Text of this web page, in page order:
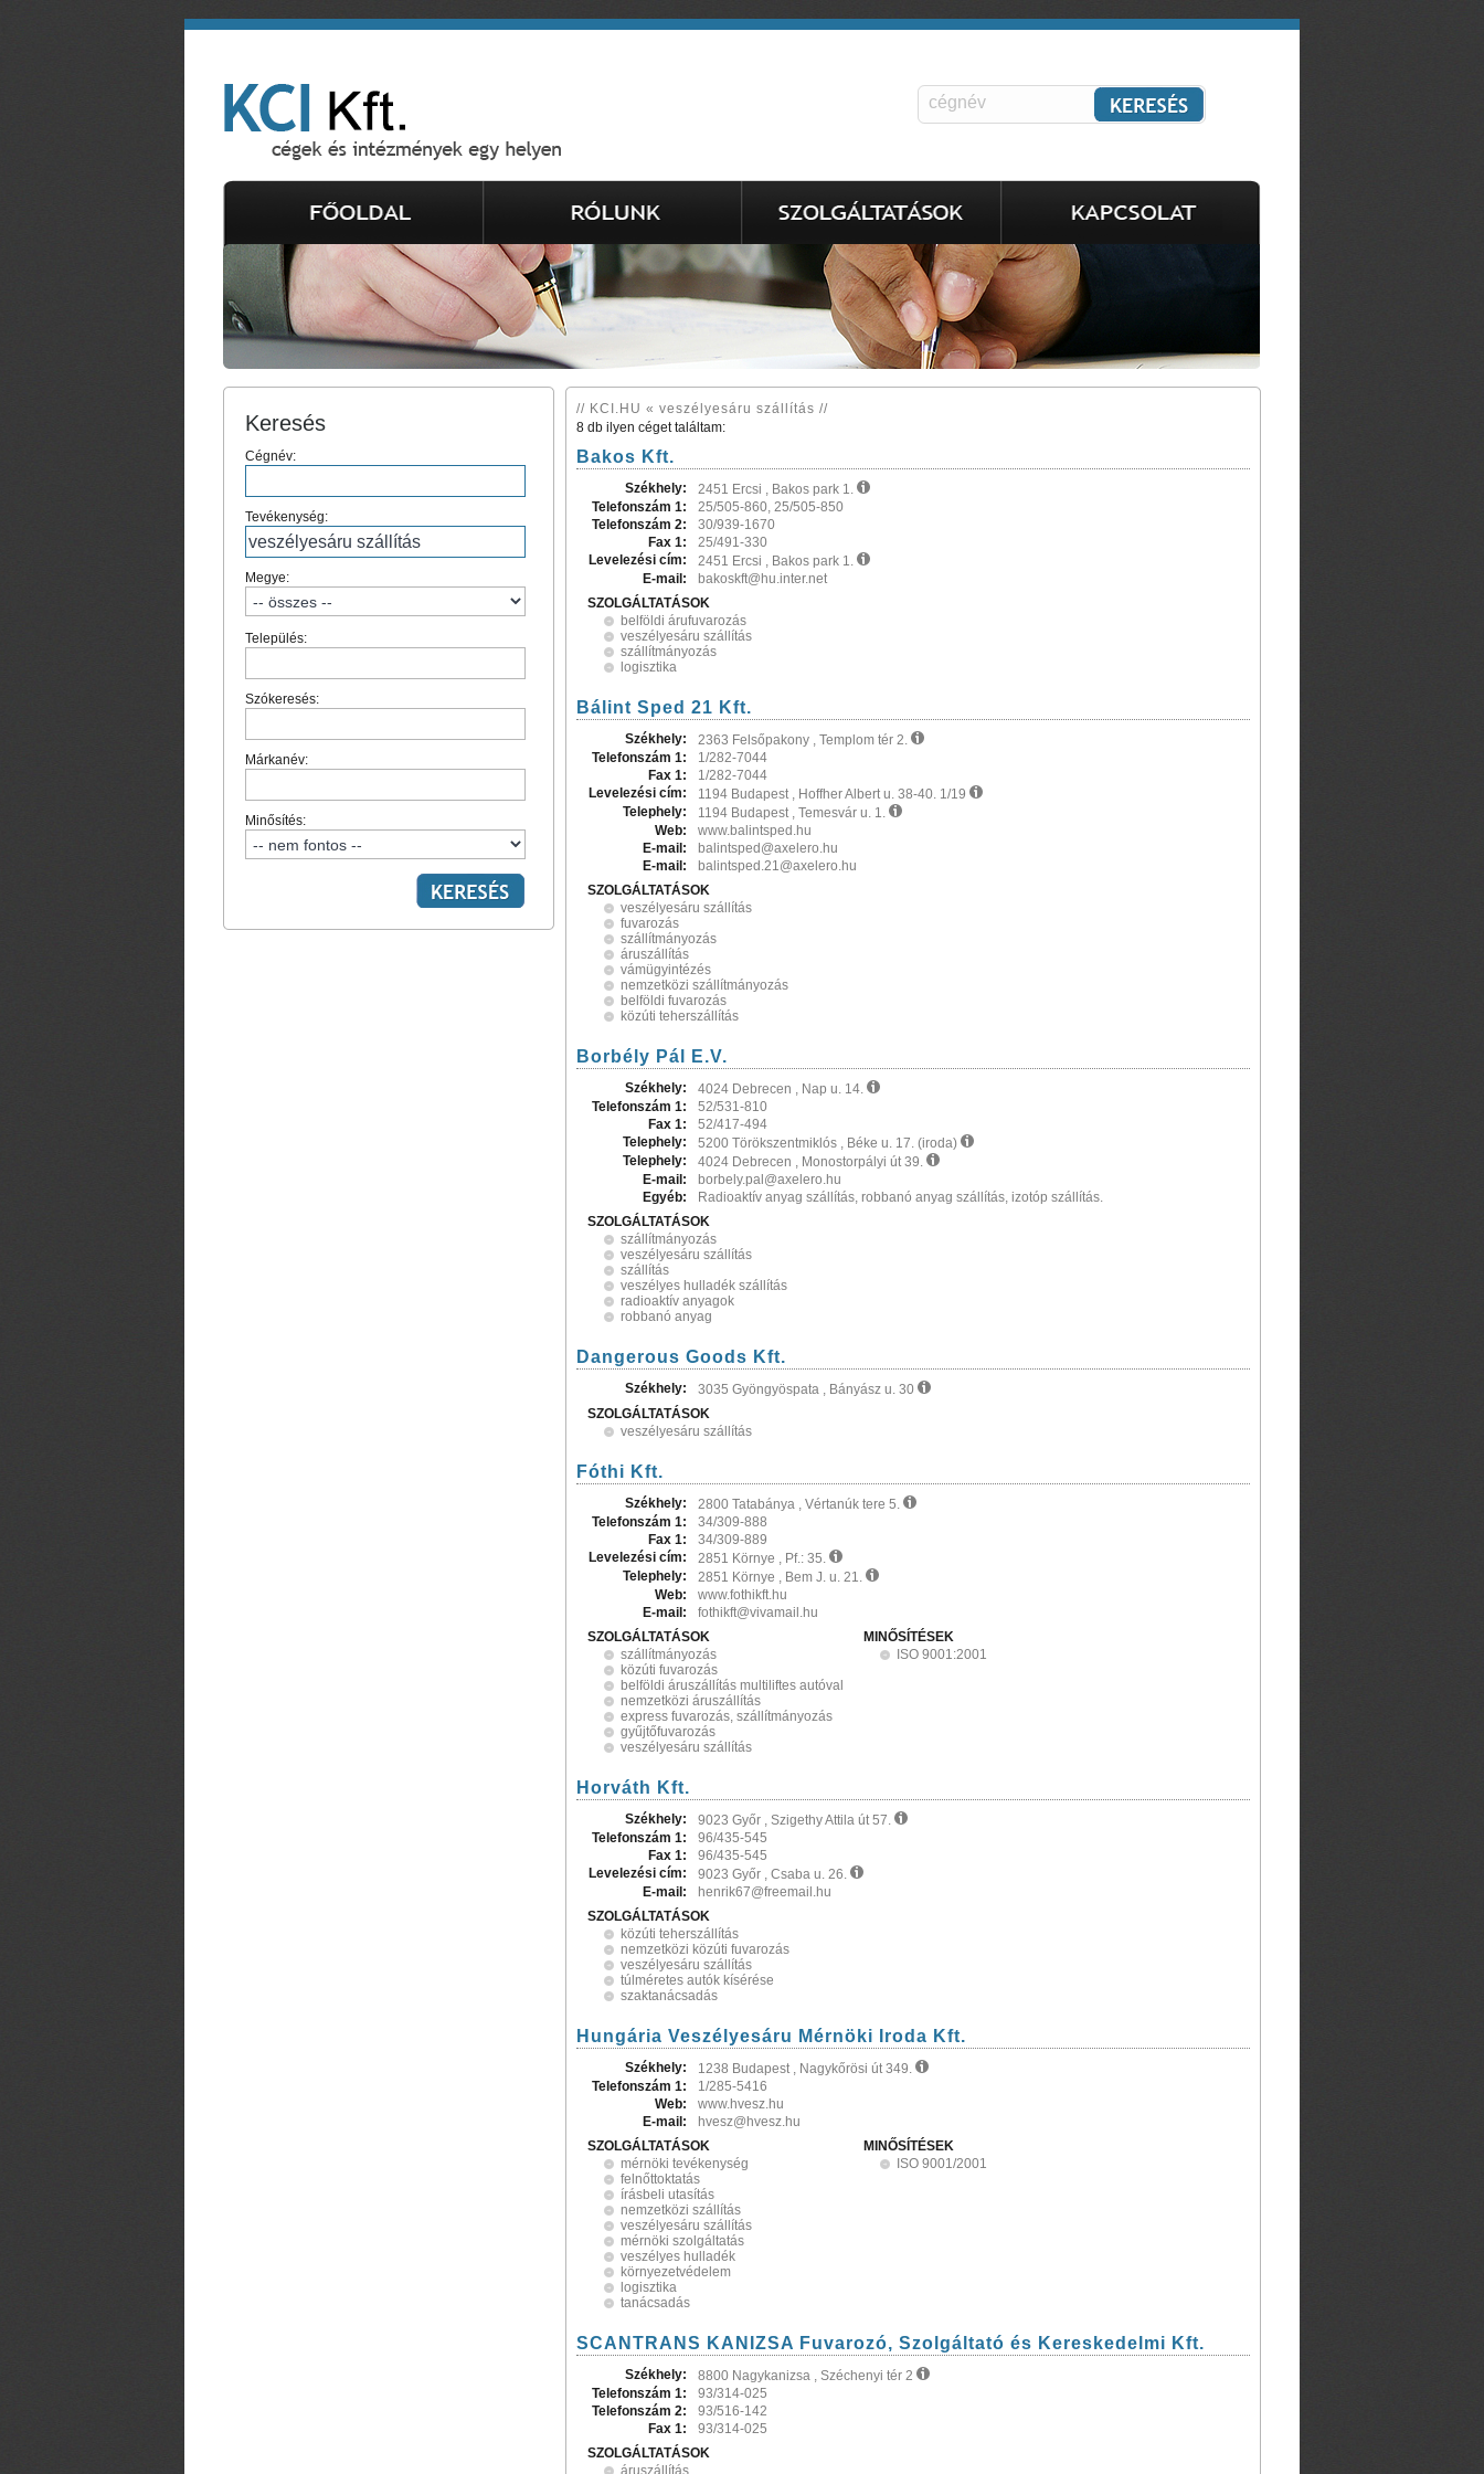
Keresés
Cégnév:
Tevékenység:
Megye:
Település:
Szókeresés:
Márkanév:
Minősítés:
// KCI.HU « veszélyesáru szállítás //
8 db ilyen céget találtam:
Bakos Kft.
Székhely:
2451 Ercsi , Bakos park 1.
Telefonszám 1:
25/505-860, 25/505-850
Telefonszám 2:
30/939-1670
Fax 1:
25/491-330
Levelezési cím:
2451 Ercsi , Bakos park 1.
E-mail:
bakoskft@hu.inter.net
SZOLGÁLTATÁSOK
belföldi árufuvarozás
veszélyesáru szállítás
szállítmányozás
logisztika
Bálint Sped 21 Kft.
Székhely:
2363 Felsőpakony , Templom tér 2.
Telefonszám 1:
1/282-7044
Fax 1:
1/282-7044
Levelezési cím:
1194 Budapest , Hoffher Albert u. 38-40. 1/19
Telephely:
1194 Budapest , Temesvár u. 1.
Web:
www.balintsped.hu
E-mail:
balintsped@axelero.hu
E-mail:
balintsped.21@axelero.hu
SZOLGÁLTATÁSOK
veszélyesáru szállítás
fuvarozás
szállítmányozás
áruszállítás
vámügyintézés
nemzetközi szállítmányozás
belföldi fuvarozás
közúti teherszállítás
Borbély Pál E.V.
Székhely:
4024 Debrecen , Nap u. 14.
Telefonszám 1:
52/531-810
Fax 1:
52/417-494
Telephely:
5200 Törökszentmiklós , Béke u. 17. (iroda)
Telephely:
4024 Debrecen , Monostorpályi út 39.
E-mail:
borbely.pal@axelero.hu
Egyéb:
Radioaktív anyag szállítás, robbanó anyag szállítás, izotóp szállítás.
SZOLGÁLTATÁSOK
szállítmányozás
veszélyesáru szállítás
szállítás
veszélyes hulladék szállítás
radioaktív anyagok
robbanó anyag
Dangerous Goods Kft.
Székhely:
3035 Gyöngyöspata , Bányász u. 30
SZOLGÁLTATÁSOK
veszélyesáru szállítás
Fóthi Kft.
Székhely:
2800 Tatabánya , Vértanúk tere 5.
Telefonszám 1:
34/309-888
Fax 1:
34/309-889
Levelezési cím:
2851 Környe , Pf.: 35.
Telephely:
2851 Környe , Bem J. u. 21.
Web:
www.fothikft.hu
E-mail:
fothikft@vivamail.hu
SZOLGÁLTATÁSOK
szállítmányozás
közúti fuvarozás
belföldi áruszállítás multiliftes autóval
nemzetközi áruszállítás
express fuvarozás, szállítmányozás
gyűjtőfuvarozás
veszélyesáru szállítás
MINŐSÍTÉSEK
ISO 9001:2001
Horváth Kft.
Székhely:
9023 Győr , Szigethy Attila út 57.
Telefonszám 1:
96/435-545
Fax 1:
96/435-545
Levelezési cím:
9023 Győr , Csaba u. 26.
E-mail:
henrik67@freemail.hu
SZOLGÁLTATÁSOK
közúti teherszállítás
nemzetközi közúti fuvarozás
veszélyesáru szállítás
túlméretes autók kísérése
szaktanácsadás
Hungária Veszélyesáru Mérnöki Iroda Kft.
Székhely:
1238 Budapest , Nagykőrösi út 349.
Telefonszám 1:
1/285-5416
Web:
www.hvesz.hu
E-mail:
hvesz@hvesz.hu
SZOLGÁLTATÁSOK
mérnöki tevékenység
felnőttoktatás
írásbeli utasítás
nemzetközi szállítás
veszélyesáru szállítás
mérnöki szolgáltatás
veszélyes hulladék
környezetvédelem
logisztika
tanácsadás
MINŐSÍTÉSEK
ISO 9001/2001
SCANTRANS KANIZSA Fuvarozó, Szolgáltató és Kereskedelmi Kft.
Székhely:
8800 Nagykanizsa , Széchenyi tér 2
Telefonszám 1:
93/314-025
Telefonszám 2:
93/516-142
Fax 1:
93/314-025
SZOLGÁLTATÁSOK
áruszállítás